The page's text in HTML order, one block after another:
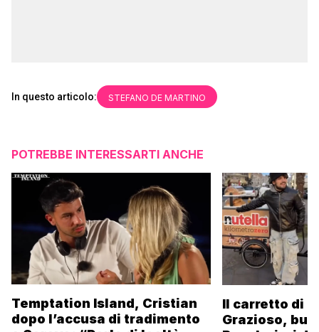
In questo articolo: STEFANO DE MARTINO
POTREBBE INTERESSARTI ANCHE
Temptation Island, Cristian
dopo l’accusa di tradimento
Il carretto di
Grazioso,